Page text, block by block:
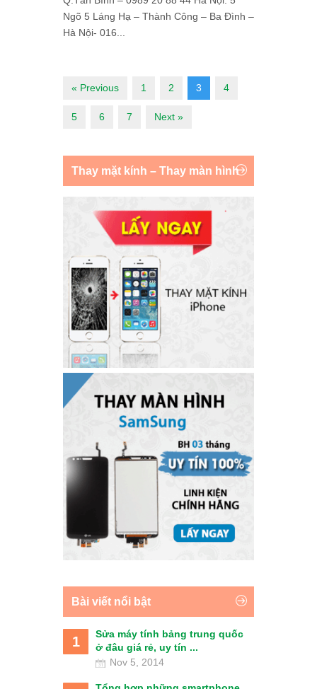
Ngõ 5 Láng Hạ – Thành Công – Ba Đình –
Hà Nội- 016...
« Previous 1 2 3 4
5 6 7 Next »
Thay mặt kính – Thay màn hình
Bài viết nổi bật
1
Sửa máy tính bảng trung quốc
ở đâu giá rẻ, uy tín ...
Nov 5, 2014